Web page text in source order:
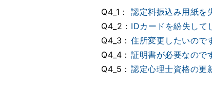
Q4_1：
認定料振込み用紙を
Q4_2： IDカードを紛失して
Q4_3： 住所変更したいので
Q4_4： 証明書が必要なので
Q4_5： 認定心理士資格の更